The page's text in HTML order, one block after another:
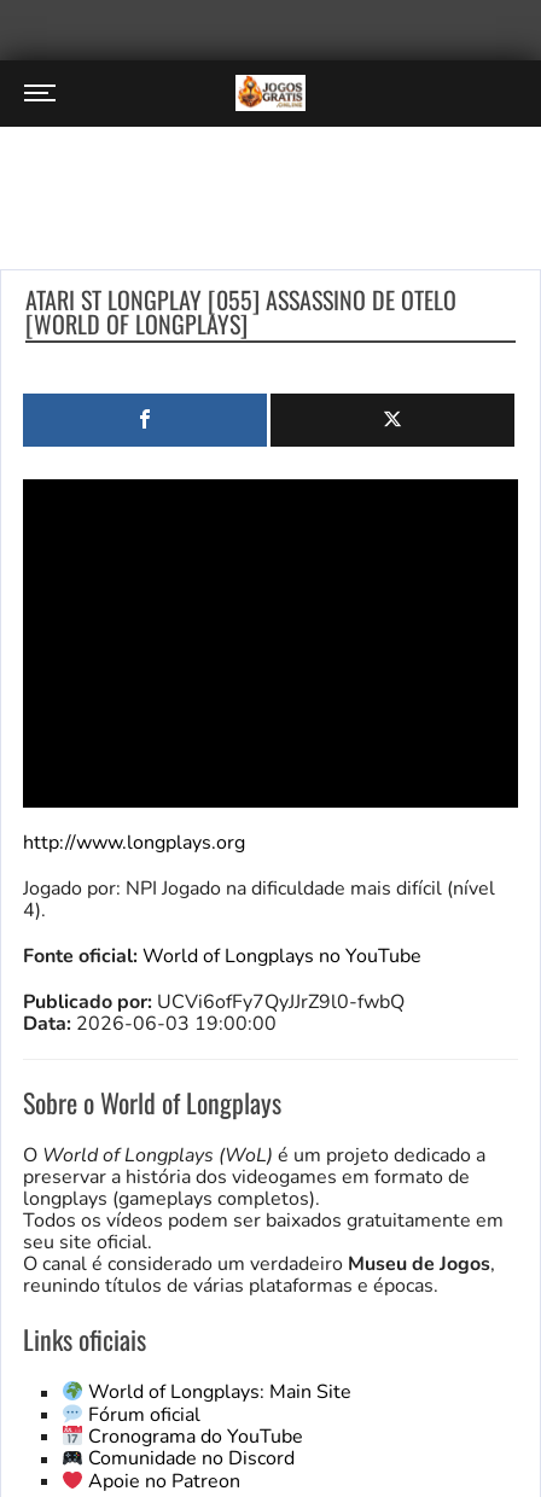
ATARI ST LONGPLAY [055] ASSASSINO DE OTELO
[WORLD OF LONGPLAYS]
http://www.longplays.org
Jogado por: NPI Jogado na dificuldade mais difícil (nível
4).
Fonte oficial:World of Longplays no YouTube
Publicado por: UCVi6ofFy7QyJJrZ9l0-fwbQ
Data: 2026-06-03 19:00:00
Sobre o World of Longplays
O World of Longplays (WoL) é um projeto dedicado a
preservar a história dos videogames em formato de
longplays (gameplays completos).
Todos os vídeos podem ser baixados gratuitamente em
seu site oficial.
O canal é considerado um verdadeiro Museu de Jogos,
reunindo títulos de várias plataformas e épocas.
Links oficiais
World of Longplays: Main Site
Fórum oficial
Cronograma do YouTube
Comunidade no Discord
Apoie no Patreon